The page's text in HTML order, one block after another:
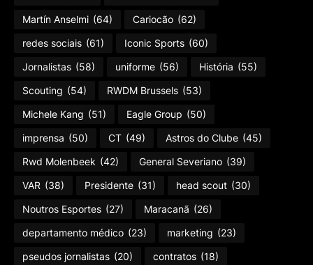
Martín Anselmi (64) Cariocão (62)
redes sociais (61) Iconic Sports (60)
Jornalistas (58) uniforme (56) História (55)
Scouting (54) RWDM Brussels (53)
Michele Kang (51) Eagle Group (50)
imprensa (50) CT (49) Astros do Clube (45)
Rwd Molenbeek (42) General Severiano (39)
VAR (38) Presidente (31) head scout (30)
Noutros Esportes (27) Maracanã (26)
departamento médico (23) marketing (23)
pseudos jornalistas (20) contratos (18)